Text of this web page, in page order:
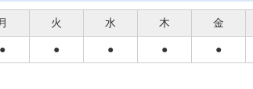
月 火 水 木 金
● ● ● ● ●